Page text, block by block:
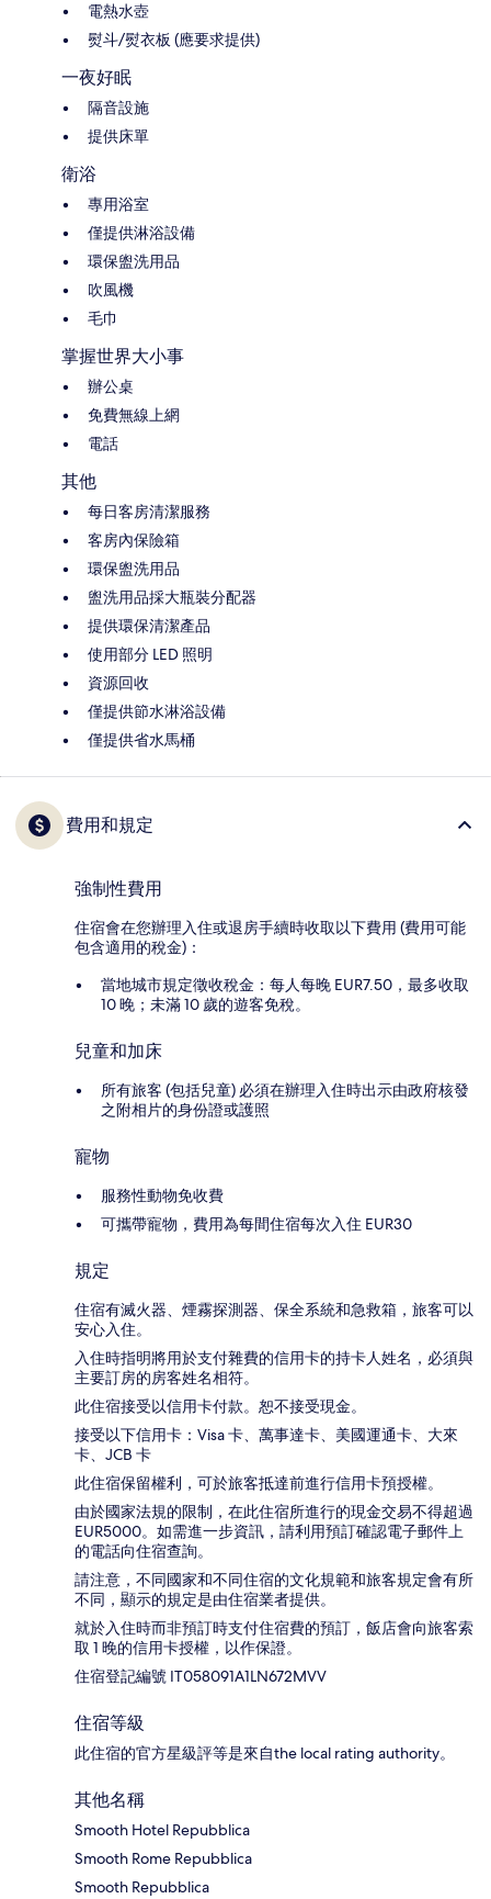
電熱水壺
熨斗/熨衣板 (應要求提供)
一夜好眠
隔音設施
提供床單
衛浴
專用浴室
僅提供淋浴設備
環保盥洗用品
吹風機
毛巾
掌握世界大小事
辦公桌
免費無線上網
電話
其他
每日客房清潔服務
客房內保險箱
環保盥洗用品
盥洗用品採大瓶裝分配器
提供環保清潔產品
使用部分 LED 照明
資源回收
僅提供節水淋浴設備
僅提供省水馬桶
費用和規定
強制性費用
住宿會在您辦理入住或退房手續時收取以下費用 (費用可能
包含適用的稅金)：
當地城市規定徵收稅金：每人每晚 EUR7.50，最多收取
10 晚；未滿 10 歲的遊客免稅。
兒童和加床
所有旅客 (包括兒童) 必須在辦理入住時出示由政府核發
之附相片的身份證或護照
寵物
服務性動物免收費
可攜帶寵物，費用為每間住宿每次入住 EUR30
規定
住宿有滅火器、煙霧探測器、保全系統和急救箱，旅客可以
安心入住。
入住時指明將用於支付雜費的信用卡的持卡人姓名，必須與
主要訂房的房客姓名相符。
此住宿接受以信用卡付款。恕不接受現金。
接受以下信用卡：Visa 卡、萬事達卡、美國運通卡、大來
卡、JCB 卡
此住宿保留權利，可於旅客抵達前進行信用卡預授權。
由於國家法規的限制，在此住宿所進行的現金交易不得超過
EUR5000。如需進一步資訊，請利用預訂確認電子郵件上
的電話向住宿查詢。
請注意，不同國家和不同住宿的文化規範和旅客規定會有所
不同，顯示的規定是由住宿業者提供。
就於入住時而非預訂時支付住宿費的預訂，飯店會向旅客索
取 1 晚的信用卡授權，以作保證。
住宿登記編號 IT058091A1LN672MVV
住宿等級
此住宿的官方星級評等是來自the local rating authority。
其他名稱
Smooth Hotel Repubblica
Smooth Rome Repubblica
Smooth Repubblica